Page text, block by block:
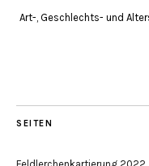
Art-, Geschlechts- und
SEITEN